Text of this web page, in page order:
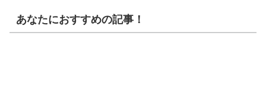
あなたにおすすめの記事！